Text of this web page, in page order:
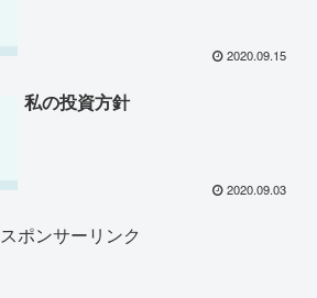
2020.09.15
私の投資方針
2020.09.03
スポンサーリンク